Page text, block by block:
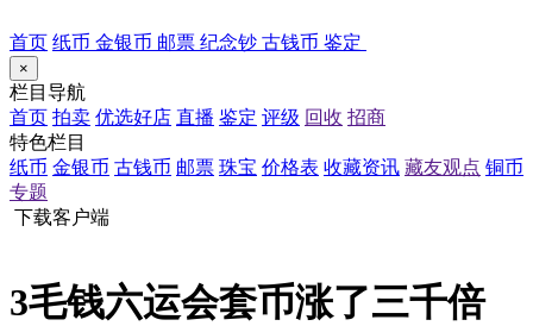
首页 纸币 金银币 邮票 纪念钞 古钱币 鉴定
×
栏目导航
首页 拍卖 优选好店 直播 鉴定 评级 回收 招商
特色栏目
纸币 金银币 古钱币 邮票 珠宝 价格表 收藏资讯 藏友观点 铜币
专题
下载客户端
3毛钱六运会套币涨了三千倍